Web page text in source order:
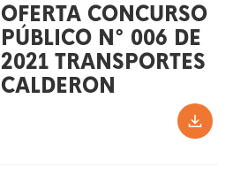
OFERTA CONCURSO
PÚBLICO N° 006 DE
2021 TRANSPORTES
CALDERON